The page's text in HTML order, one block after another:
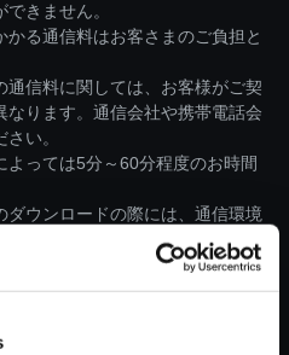
きません。
かる通信料はお客さまのご負担と
通信料に関しては、お客様がご契
ります。通信会社や携帯電話会
い。
よっては5分～60分程度のお時間
ウンロードの際には、通信環境
ください。